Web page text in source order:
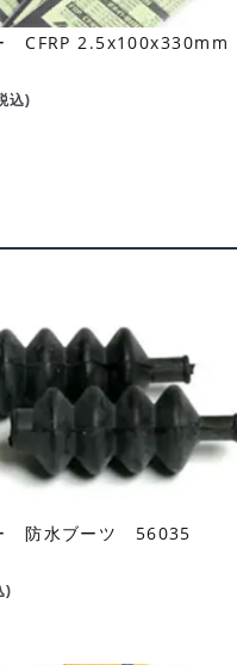
CFRP 2.5x100x330mm
込)
防水ブーツ 56035
)